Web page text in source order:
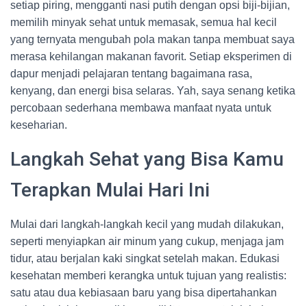
setiap piring, mengganti nasi putih dengan opsi biji-bijian,
memilih minyak sehat untuk memasak, semua hal kecil
yang ternyata mengubah pola makan tanpa membuat saya
merasa kehilangan makanan favorit. Setiap eksperimen di
dapur menjadi pelajaran tentang bagaimana rasa,
kenyang, dan energi bisa selaras. Yah, saya senang ketika
percobaan sederhana membawa manfaat nyata untuk
keseharian.
Langkah Sehat yang Bisa Kamu
Terapkan Mulai Hari Ini
Mulai dari langkah-langkah kecil yang mudah dilakukan,
seperti menyiapkan air minum yang cukup, menjaga jam
tidur, atau berjalan kaki singkat setelah makan. Edukasi
kesehatan memberi kerangka untuk tujuan yang realistis:
satu atau dua kebiasaan baru yang bisa dipertahankan